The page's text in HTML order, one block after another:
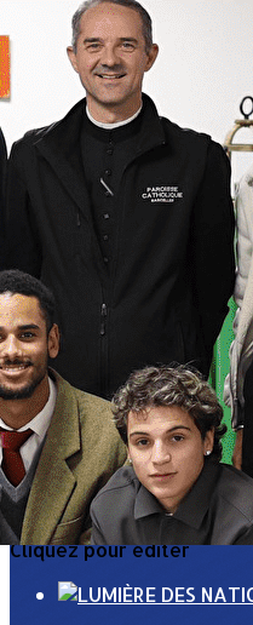
Exporter les lignes
Exporter toutes les
Exporter
Menu
Images de la page
Cliquez pour éditer
Ajoutez un logo, un
Cliquez pour éditer